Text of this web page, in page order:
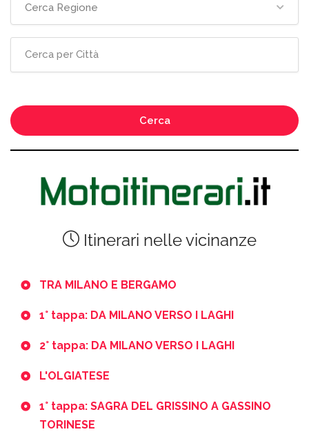
Cerca Regione
Cerca
Itinerari nelle vicinanze
TRA MILANO E BERGAMO
1° tappa: DA MILANO VERSO I LAGHI
2° tappa: DA MILANO VERSO I LAGHI
L'OLGIATESE
1° tappa: SAGRA DEL GRISSINO A GASSINO
TORINESE